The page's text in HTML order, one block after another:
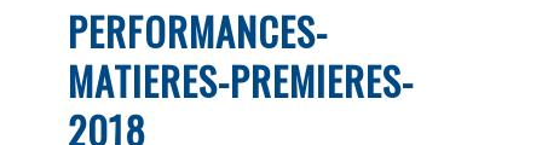
PERFORMANCES-
MATIERES-PREMIERES-
2018